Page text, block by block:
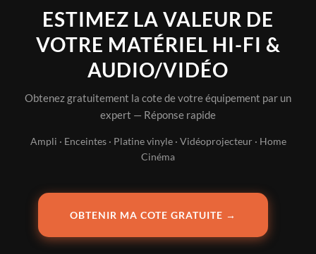
ESTIMEZ LA VALEUR DE
VOTRE MATÉRIEL HI-FI &
AUDIO/VIDÉO
Obtenez gratuitement la cote de votre équipement par un
expert — Réponse rapide
Ampli · Enceintes · Platine vinyle · Vidéoprojecteur · Home
Cinéma
OBTENIR MA COTE GRATUITE →